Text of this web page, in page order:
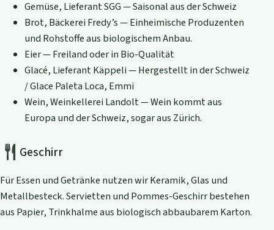
Gemüse, Lieferant SGG — Saisonal aus der Schweiz
Brot, Bäckerei Fredy’s — Einheimische Produzenten
und Rohstoffe aus biologischem Anbau.
Eier — Freiland oder in Bio-Qualität
Glacé, Lieferant Käppeli — Hergestellt in der Schweiz
/ Glace Paleta Loca, Emmi
Wein, Weinkellerei Landolt — Wein kommt aus
Europa und der Schweiz, sogar aus Zürich.
Geschirr
Für Essen und Getränke nutzen wir Keramik, Glas und
Metallbesteck. Servietten und Pommes-Geschirr bestehen
aus Papier, Trinkhalme aus biologisch abbaubarem Karton.